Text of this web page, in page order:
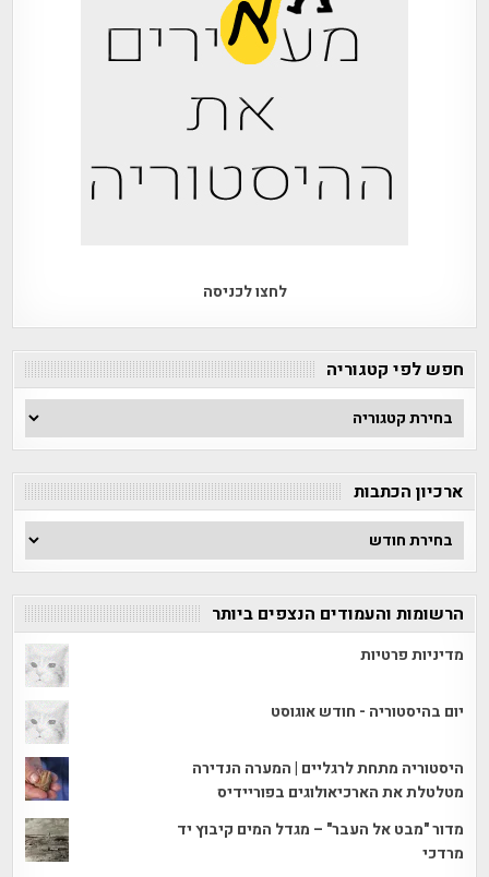
לחצו לכניסה
חפש לפי קטגוריה
חפש
לפי
קטגוריה
ארכיון הכתבות
ארכיון
הכתבות
הרשומות והעמודים הנצפים ביותר
מדיניות פרטיות
יום בהיסטוריה - חודש אוגוסט
היסטוריה מתחת לרגליים | המערה הנדירה
מטלטלת את הארכיאולוגים בפוריידיס
מדור "מבט אל העבר" – מגדל המים קיבוץ יד
מרדכי